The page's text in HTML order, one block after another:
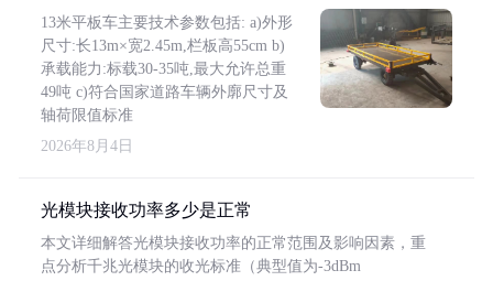
13米平板车主要技术参数包括: a)外形
尺寸:长13m×宽2.45m,栏板高55cm b)
承载能力:标载30-35吨,最大允许总重
49吨 c)符合国家道路车辆外廓尺寸及
轴荷限值标准
2026年8月4日
光模块接收功率多少是正常
本文详细解答光模块接收功率的正常范围及影响因素，重
点分析千兆光模块的收光标准（典型值为-3dBm